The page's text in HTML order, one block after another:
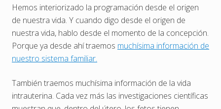
Hemos interiorizado la programación desde el origen
de nuestra vida. Y cuando digo desde el origen de
nuestra vida, hablo desde el momento de la concepción.
Porque ya desde ahí traemos muchísima información de
nuestro sistema familiar.
También traemos muchísima información de la vida
intrauterina. Cada vez más las investigaciones científicas